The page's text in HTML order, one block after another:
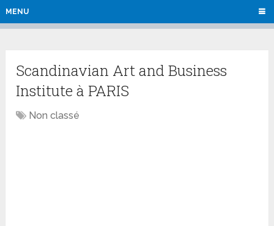
MENU
Scandinavian Art and Business
Institute à PARIS
Non classé